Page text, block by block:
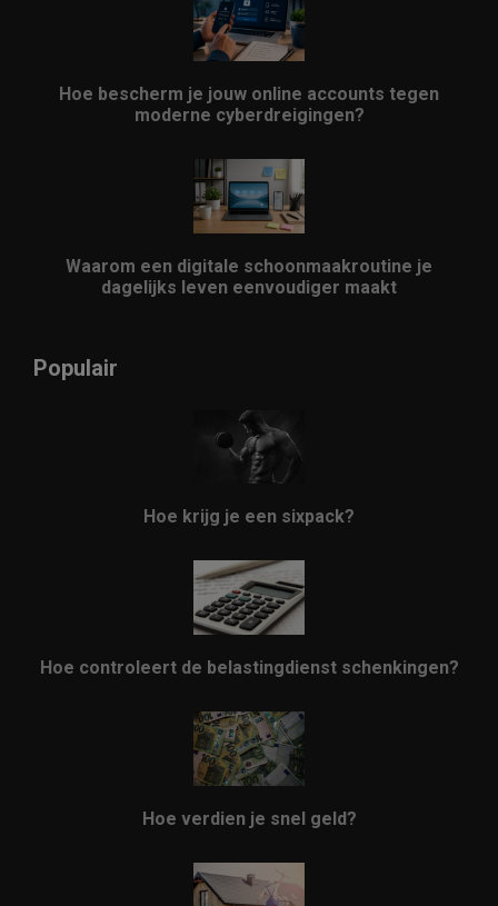
Hoe bescherm je jouw online accounts tegen
moderne cyberdreigingen?
Waarom een digitale schoonmaakroutine je
dagelijks leven eenvoudiger maakt
Populair
Hoe krijg je een sixpack?
Hoe controleert de belastingdienst schenkingen?
Hoe verdien je snel geld?